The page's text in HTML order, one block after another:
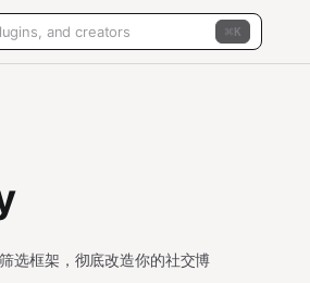
K
选框架，彻底改造你的社交博